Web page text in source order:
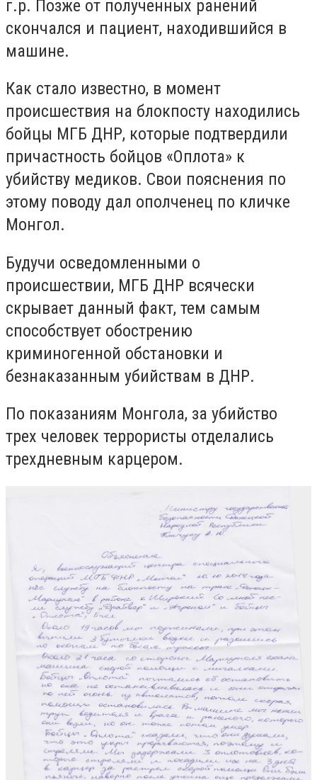
г.р. Позже от полученных ранений
скончался и пациент, находившийся в
машине.
Как стало известно, в момент
происшествия на блокпосту находились
бойцы МГБ ДНР, которые подтвердили
причастность бойцов «Оплота» к
убийству медиков. Свои пояснения по
этому поводу дал ополченец по кличке
Монгол.
Будучи осведомленными о
происшествии, МГБ ДНР всячески
скрывает данный факт, тем самым
способствует обострению
криминогенной обстановки и
безнаказанным убийствам в ДНР.
По показаниям Монгола, за убийство
трех человек террористы отделались
трехдневным карцером.